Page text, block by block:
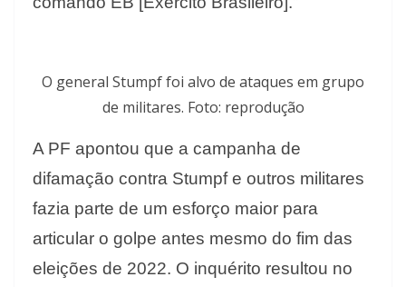
O general Stumpf foi alvo de ataques em grupo
de militares. Foto: reprodução
A PF apontou que a campanha de
difamação contra Stumpf e outros militares
fazia parte de um esforço maior para
articular o golpe antes mesmo do fim das
eleições de 2022. O inquérito resultou no